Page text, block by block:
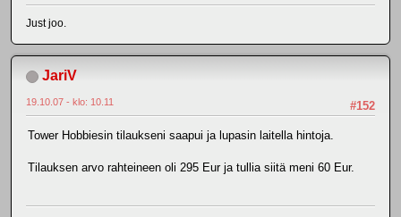
Just joo.
JariV
#152
19.10.07 - klo: 10.11
Tower Hobbiesin tilaukseni saapui ja lupasin laitella hintoja.
Tilauksen arvo rahteineen oli 295 Eur ja tullia siitä meni 60 Eur.